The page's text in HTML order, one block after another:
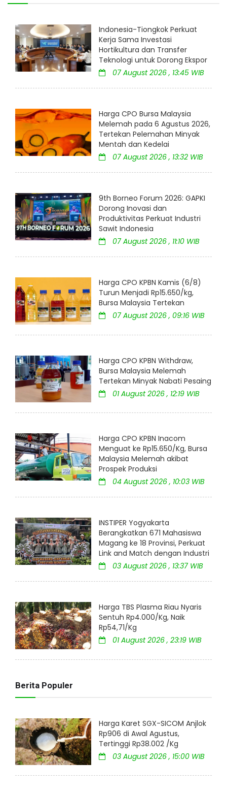
Indonesia-Tiongkok Perkuat
Kerja Sama Investasi
Hortikultura dan Transfer
Teknologi untuk Dorong Ekspor
07 August 2026 , 13:45 WIB
Harga CPO Bursa Malaysia
Melemah pada 6 Agustus 2026,
Tertekan Pelemahan Minyak
Mentah dan Kedelai
07 August 2026 , 13:32 WIB
9th Borneo Forum 2026: GAPKI
Dorong Inovasi dan
Produktivitas Perkuat Industri
Sawit Indonesia
07 August 2026 , 11:10 WIB
Harga CPO KPBN Kamis (6/8)
Turun Menjadi Rp15.650/kg,
Bursa Malaysia Tertekan
07 August 2026 , 09:16 WIB
Harga CPO KPBN Withdraw,
Bursa Malaysia Melemah
Tertekan Minyak Nabati Pesaing
01 August 2026 , 12:19 WIB
Harga CPO KPBN Inacom
Menguat ke Rp15.650/Kg, Bursa
Malaysia Melemah akibat
Prospek Produksi
04 August 2026 , 10:03 WIB
INSTIPER Yogyakarta
Berangkatkan 671 Mahasiswa
Magang ke 18 Provinsi, Perkuat
Link and Match dengan Industri
03 August 2026 , 13:37 WIB
Harga TBS Plasma Riau Nyaris
Sentuh Rp4.000/Kg, Naik
Rp54,71/Kg
01 August 2026 , 23:19 WIB
Berita Populer
Harga Karet SGX-SICOM Anjlok
Rp906 di Awal Agustus,
Tertinggi Rp38.002 /Kg
03 August 2026 , 15:00 WIB